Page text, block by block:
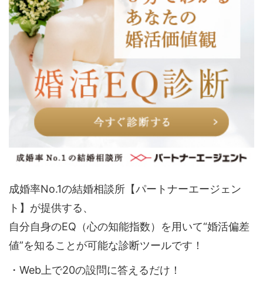
成婚率No.1の結婚相談所【パートナーエージェン
ト】が提供する、
自分自身のEQ（心の知能指数）を用いて“婚活偏差
値”を知ることが可能な診断ツールです！
・Web上で20の設問に答えるだけ！